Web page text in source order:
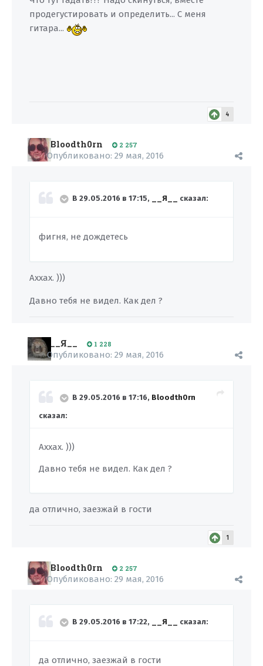
продегустировать и определить... С меня
гитара...
4
Bloodth0rn 2 257
Опубликовано: 29 мая, 2016
В 29.05.2016 в 17:15, __Я__ сказал:
фигня, не дождетесь
Аххах. )))
Давно тебя не видел. Как дел ?
__Я__ 1 228
Опубликовано: 29 мая, 2016
В 29.05.2016 в 17:16, Bloodth0rn
сказал:
Аххах. )))
Давно тебя не видел. Как дел ?
да отлично, заезжай в гости
1
Bloodth0rn 2 257
Опубликовано: 29 мая, 2016
В 29.05.2016 в 17:22, __Я__ сказал:
да отлично, заезжай в гости